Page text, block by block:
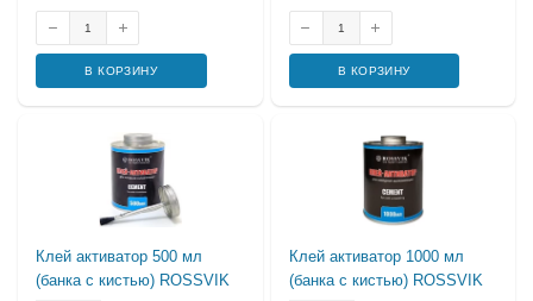
В КОРЗИНУ В КОРЗИНУ
Клей активатор 500 мл
(банка с кистью) ROSSVIK
Клей активатор 1000 мл
(банка с кистью) ROSSVIK